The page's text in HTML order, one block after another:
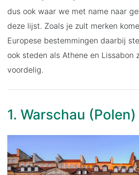
dus ook waar we met name naar
deze lijst. Zoals je zult merken
Europese bestemmingen daarbij
ook steden als Athene en Lissabon
voordelig.
1. Warschau (Polen)